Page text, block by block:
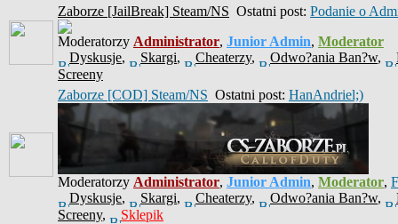
Zaborze [JailBreak] Steam/NS Ostatni post: Podanie o
Moderatorzy Administrator, Junior Admin, Moderator
Dyskusje, Skargi, Cheaterzy, Odwo?ania Ban?w,
Screeny
Zaborze [COD] Steam/NS Ostatni post: HanAndriel;)
Moderatorzy Administrator, Junior Admin, Moderator,
Dyskusje, Skargi, Cheaterzy, Odwo?ania Ban?w,
Screeny,
Sklepik